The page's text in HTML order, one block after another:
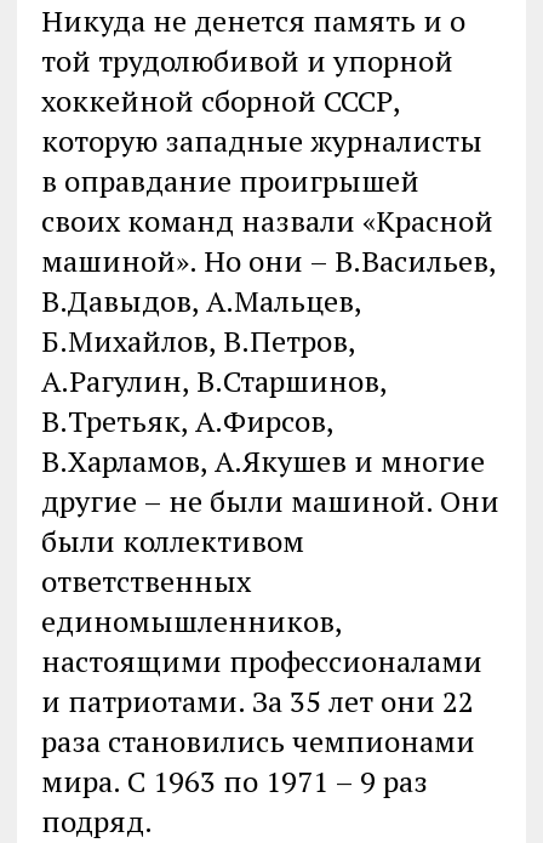
Никуда не денется память и о
той трудолюбивой и упорной
хоккейной сборной СССР,
которую западные журналисты
в оправдание проигрышей
своих команд назвали «Красной
машиной». Но они – В.Васильев,
В.Давыдов, А.Мальцев,
Б.Михайлов, В.Петров,
А.Рагулин, В.Старшинов,
В.Третьяк, А.Фирсов,
В.Харламов, А.Якушев и многие
другие – не были машиной. Они
были коллективом
ответственных
единомышленников,
настоящими профессионалами
и патриотами. За 35 лет они 22
раза становились чемпионами
мира. С 1963 по 1971 – 9 раз
подряд.